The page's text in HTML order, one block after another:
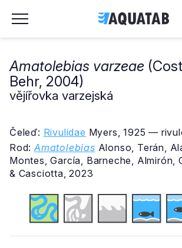
Amatolebias varzeae
Behr, 2004)
vějířovka varzejská
Čeleď: Rivulidae Myers, 1925 —
Rod: Amatolebias Alonso, Terán,
Montes, García, Barneche, Almirón,
& Casciotta, 2023